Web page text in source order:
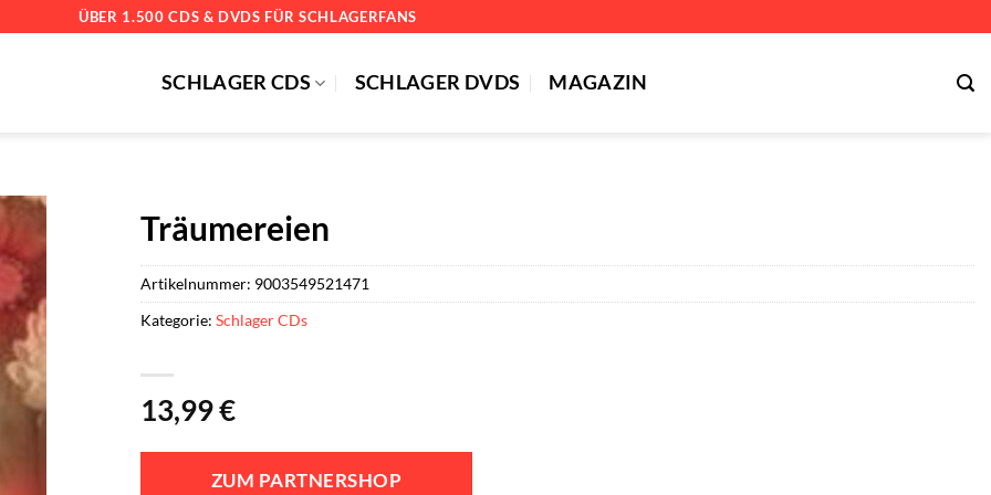
ÜBER 1.500 CDS & DVDS FÜR SCHLAGERFANS
SCHLAGER CDS SCHLAGER DVDS MAGAZIN
Träumereien
13,99€
ZUM PARTNERSHOP
Artikelnummer: 9003549521471
Kategorie: Schlager CDs